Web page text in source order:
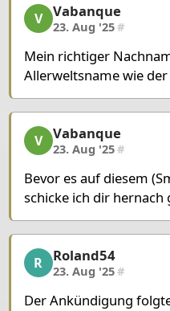
Vabanque, 14/22,
V Vabanque
23. Aug '25#
Mein richtiger
Allerweltsname wie
Vabanque, 15/22,
V Vabanque
23. Aug '25#
Bevor es auf diesem
schicke ich dir hernach
Roland54, 16/22, 23.
R Roland54
23. Aug '25#
Der Ankündigung